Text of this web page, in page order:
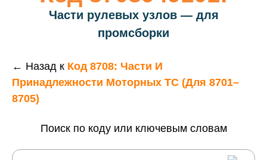
Части рулевых узлов — для
промсборки
← Назад к Код 8708: Части И
Принадлежности Моторных ТС (для 8701–
8705)
Поиск по коду или ключевым словам